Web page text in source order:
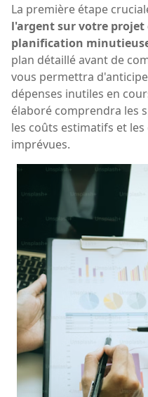
La première étape
l'argent sur votre
planification
plan détaillé avant de
vous permettra
dépenses inutiles en
élaboré comprendra les
les coûts estimatifs et
imprévues.